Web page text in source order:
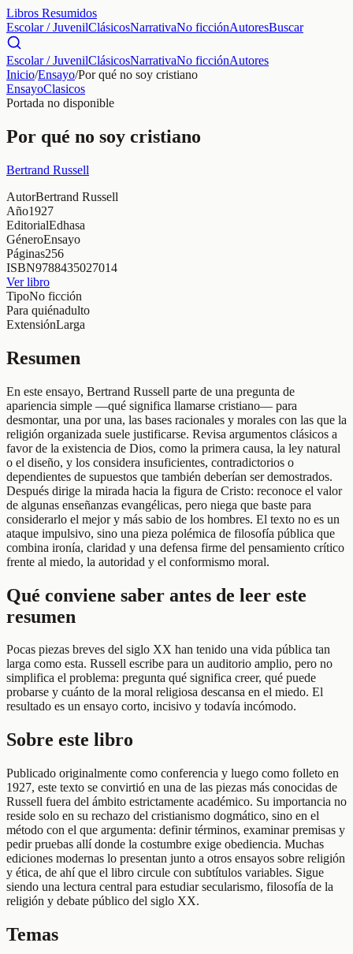
Libros Resumidos
Escolar / JuvenilClásicosNarrativaNo ficciónAutoresBuscar
Escolar / JuvenilClásicosNarrativaNo ficciónAutores
Inicio/Ensayo/Por qué no soy cristiano
EnsayoClasicos
Portada no disponible
Por qué no soy cristiano
Bertrand Russell
AutorBertrand Russell
Año1927
EditorialEdhasa
GéneroEnsayo
Páginas256
ISBN9788435027014
Ver libro
TipoNo ficción
Para quiénadulto
ExtensiónLarga
Resumen
En este ensayo, Bertrand Russell parte de una pregunta de
apariencia simple —qué significa llamarse cristiano— para
desmontar, una por una, las bases racionales y morales con las que la
religión organizada suele justificarse. Revisa argumentos clásicos a
favor de la existencia de Dios, como la primera causa, la ley natural
o el diseño, y los considera insuficientes, contradictorios o
dependientes de supuestos que también deberían ser demostrados.
Después dirige la mirada hacia la figura de Cristo: reconoce el valor
de algunas enseñanzas evangélicas, pero niega que baste para
considerarlo el mejor y más sabio de los hombres. El texto no es un
ataque impulsivo, sino una pieza polémica de filosofía pública que
combina ironía, claridad y una defensa firme del pensamiento crítico
frente al miedo, la autoridad y el conformismo moral.
Qué conviene saber antes de leer este
resumen
Pocas piezas breves del siglo XX han tenido una vida pública tan
larga como esta. Russell escribe para un auditorio amplio, pero no
simplifica el problema: pregunta qué significa creer, qué puede
probarse y cuánto de la moral religiosa descansa en el miedo. El
resultado es un ensayo corto, incisivo y todavía incómodo.
Sobre este libro
Publicado originalmente como conferencia y luego como folleto en
1927, este texto se convirtió en una de las piezas más conocidas de
Russell fuera del ámbito estrictamente académico. Su importancia no
reside solo en su rechazo del cristianismo dogmático, sino en el
método con el que argumenta: definir términos, examinar premisas y
pedir pruebas allí donde la costumbre exige obediencia. Muchas
ediciones modernas lo presentan junto a otros ensayos sobre religión
y ética, de ahí que el libro circule con subtítulos variables. Sigue
siendo una lectura central para estudiar secularismo, filosofía de la
religión y debate público del siglo XX.
Temas